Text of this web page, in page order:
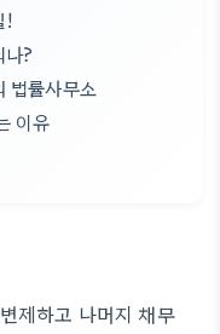
!
?
법률사무소
이유
제하고 나머지 채무